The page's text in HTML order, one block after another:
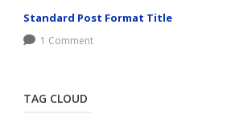
Standard Post Format Title
1 Comment
TAG CLOUD